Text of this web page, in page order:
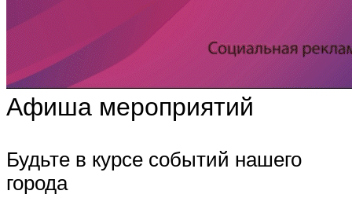
Афиша мероприятий
Будьте в курсе событий нашего
города